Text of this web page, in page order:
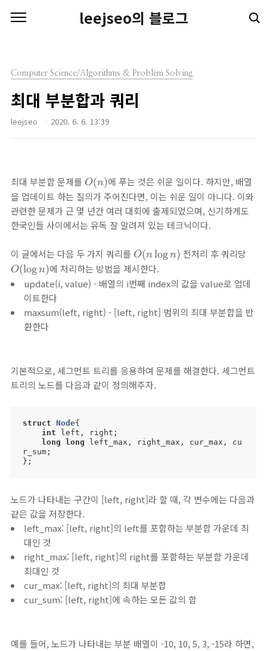
leejseo의 블로그
Computer Science/Algorithms & Problem Solving
최대 부분합과 쿼리
leejseo 2020. 6. 6. 13:39
최대 부분합 문제를 O(n)
O(n)에 푸는 것은 쉬운 일이다. 하지만, 배열
을 업데이트 하는 질의가 주어진다면, 이는 쉬운 일이 아니다. 이와
관련한 문제가 근 몇 년간 여러 대회에 출제되었으며, 신기하게도
한국인들 사이에서는 유독 잘 알려져 있는 테크닉이다.
이 글에서는 다음 두 가지 쿼리를 O(nlogn)
O(nlogn) 전처리 후 쿼리당
O(logn)
O(logn)에 처리하는 방법을 제시한다.
update(i, value) - 배열의 i번째 index의 값을 value로 업데
이트한다
maxsum(left, right) - [left, right] 범위의 최대 부분합을 반
환한다
기본적으로, 세그먼트 트리를 응용하여 문제를 해결한다. 세그먼트
트리의 노드를 다음과 같이 정의해주자.
struct Node{
int left, right;
long
long left_max, right_max, cur_max, cu
r_sum;
};
노드가 나타내는 구간이 [left, right]라 할 때, 각 변수에는 다음과
같은 값을 저장한다.
left_max: [left, right]의 left를 포함하는 부분합 가운데 최
대인 것
right_max: [left, right]의 right를 포함하는 부분합 가운데
최대인 것
cur_max: [left, right]의 최대 부분합
cur_sum: [left, right]에 속하는 모든 값의 합
예를 들어, 노드가 나타내는 부분 배열이 -10, 10, 5, 3, -15라 하면,